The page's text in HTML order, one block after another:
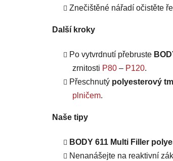
Znečištěné nářadí očistěte
Další kroky
Po vytvrdnutí přebruste
zrnitosti P80 – P120.
Přeschnutý polyesterový
plničem.
Naše tipy
BODY 611 Multi Filler
Nenanášejte na reaktivní